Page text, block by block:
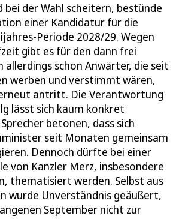
bei der Wahl scheitern, bestünde
einer Kandidatur für die
Periode 2028/29. Wegen
gibt es für den dann frei
allerdings schon Anwärter, die seit
werben und verstimmt wären,
antritt. Die Verantwortung
lässt sich kaum konkret
betonen, dass sich
seit Monaten gemeinsam
Dennoch dürfte bei einer
von Kanzler Merz, insbesondere
thematisiert werden. Selbst aus
wurde Unverständnis geäußert,
September nicht zur